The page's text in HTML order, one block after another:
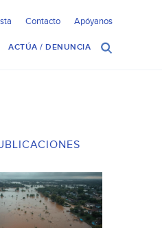
Contacto Apóyanos
ACTÚA / DENUNCIA